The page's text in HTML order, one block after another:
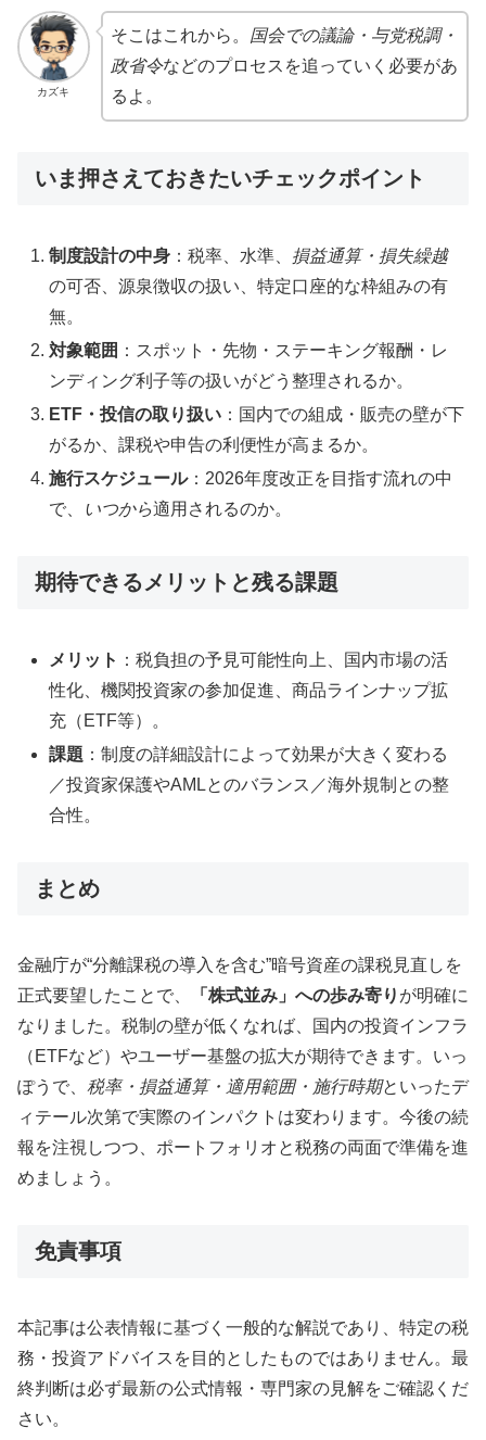
カズキ
そこはこれから。 国会での議論・与党税調・
政省令などのプロセスを追っていく必要があ
るよ。
いま押さえておきたいチェックポイント
制度設計の中身 ：税率、水準、 損益通算・損失繰越
の可否、源泉徴収の扱い、特定口座的な枠組みの有
無。
対象範囲 ：スポット・先物・ステーキング報酬・レ
ンディング利子等の扱いがどう整理されるか。
ETF・投信の取り扱い ：国内での組成・販売の壁が下
がるか、課税や申告の利便性が高まるか。
施行スケジュール：2026年度改正を目指す流れの中
で、
いつから適用されるのか。
期待できるメリットと残る課題
メリット ：税負担の予見可能性向上、国内市場の活
性化、機関投資家の参加促進、商品ラインナップ拡
充（ETF等）。
課題 ：制度の詳細設計によって効果が大きく変わる
／投資家保護やAMLとのバランス／海外規制との整
合性。
まとめ
金融庁が“分離課税の導入を含む”暗号資産の課税見直しを
正式要望したことで、
「株式並み」への歩み寄り が明確に
なりました。税制の壁が低くなれば、国内の投資インフラ
（ETFなど）やユーザー基盤の拡大が期待できます。いっ
ぽうで、 税率・損益通算・適用範囲・施行時期といったデ
ィテール次第で実際のインパクトは変わります。今後の続
報を注視しつつ、ポートフォリオと税務の両面で準備を進
めましょう。
免責事項
本記事は公表情報に基づく一般的な解説であり、特定の税
務・投資アドバイスを目的としたものではありません。最
終判断は必ず最新の公式情報・専門家の見解をご確認くだ
さい。